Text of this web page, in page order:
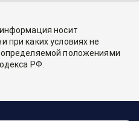
носит
при каких условиях не
положениями
РФ.